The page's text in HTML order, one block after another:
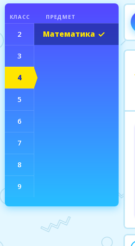
КЛАСС ПРЕДМЕТ
2
3
4
Математика
5
6
7
8
9